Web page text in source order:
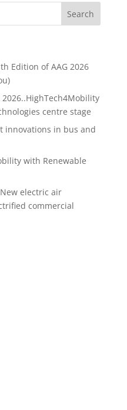
Edition of AAG 2026
centre stage
innovations in bus and
with Renewable
electric air
commercial